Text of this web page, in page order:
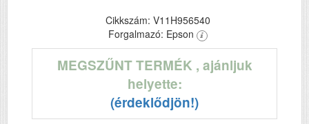
Cikkszám: V11H956540
Forgalmazó: Epson
MEGSZŰNT TERMÉK , ajánljuk
helyette:
(érdeklődjön!)